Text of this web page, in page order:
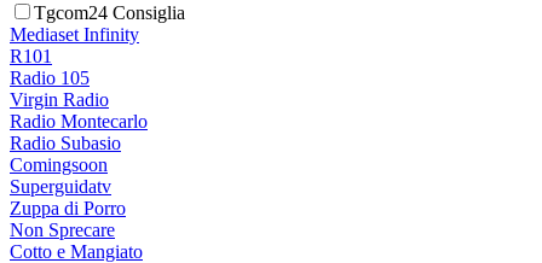
Tgcom24 Consiglia
Mediaset Infinity
R101
Radio 105
Virgin Radio
Radio Montecarlo
Radio Subasio
Comingsoon
Superguidatv
Zuppa di Porro
Non Sprecare
Cotto e Mangiato